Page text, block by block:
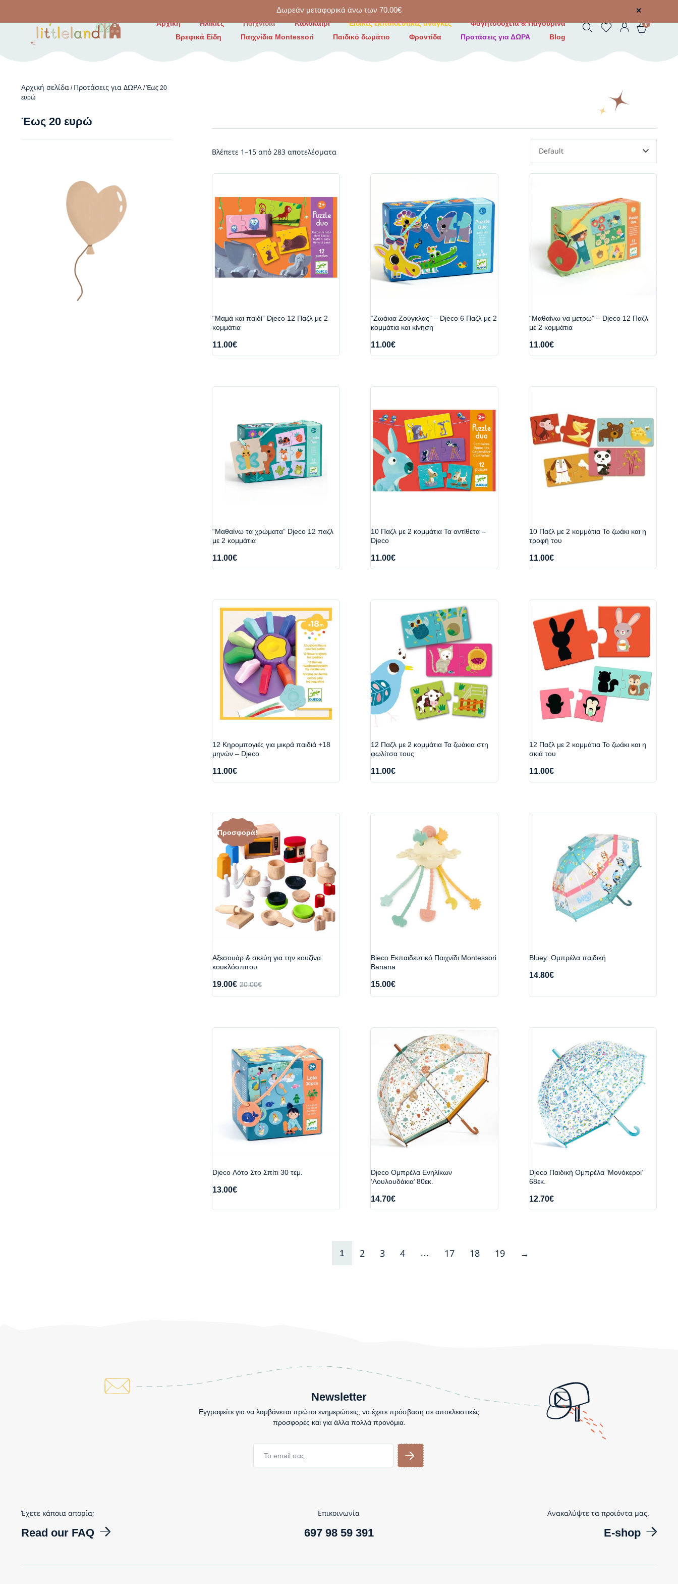
Δωρεάν μεταφορικά άνω των 70.00€
✕
Αρχική
Ηλικίες Παιχνίδια Καλοκαίρι Ειδικές εκπαιδευτικές ανάγκες
Φαγητοδοχεία & Παγουρίνα
Βρεφικά Είδη
Παιχνίδια Montessori Παιδικό δωμάτιο Φροντίδα Προτάσεις για ΔΩΡΑ Blog
0
Αρχική σελίδα / Προτάσεις για ΔΩΡΑ / Έως 20
ευρώ
Έως 20 ευρώ
Βλέπετε 1–15 από 283 αποτελέσματα Default
“Mαμά και παιδί” Djeco 12 Παζλ με 2
κομμάτια
11.00€
“Ζωάκια Ζούγκλας” – Djeco 6 Παζλ με 2
κομμάτια και κίνηση
11.00€
“Μαθαίνω να μετρώ” – Djeco 12 Παζλ
με 2 κομμάτια
11.00€
“Μαθαίνω τα χρώματα” Djeco 12 παζλ
με 2 κομμάτια
11.00€
10 Παζλ με 2 κομμάτια Τα αντίθετα –
Djeco
11.00€
10 Παζλ με 2 κομμάτια Το ζωάκι και η
τροφή του
11.00€
12 Κηρομπογιές για μικρά παιδιά +18
μηνών – Djeco
11.00€
12 Παζλ με 2 κομμάτια Τα ζωάκια στη
φωλίτσα τους
11.00€
12 Παζλ με 2 κομμάτια Το ζωάκι και η
σκιά του
11.00€
Προσφορά!
Aξεσουάρ & σκεύη για την κουζίνα
κουκλόσπιτου
20.00€
19.00€
Bieco Εκπαιδευτικό Παιχνίδι Montessori
Banana
15.00€
Bluey: Ομπρέλα παιδική
14.80€
Djeco Λότο Στο Σπίτι 30 τεμ.
13.00€
Djeco Ομπρέλα Ενηλίκων
‘Λουλουδάκια’ 80εκ.
14.70€
Djeco Παιδική Ομπρέλα ‘Μονόκεροι’
68εκ.
12.70€
1 2 3 4 … 17 18 19 →
Newsletter
Εγγραφείτε για να λαμβάνεται πρώτοι ενημερώσεις, να έχετε πρόσβαση σε αποκλειστικές
προσφορές και για άλλα πολλά προνόμια.
Έχετε κάποια απορία;
Read our FAQ
Επικοινωνία
697 98 59 391
Ανακαλύψτε τα προϊόντα μας.
E-shop